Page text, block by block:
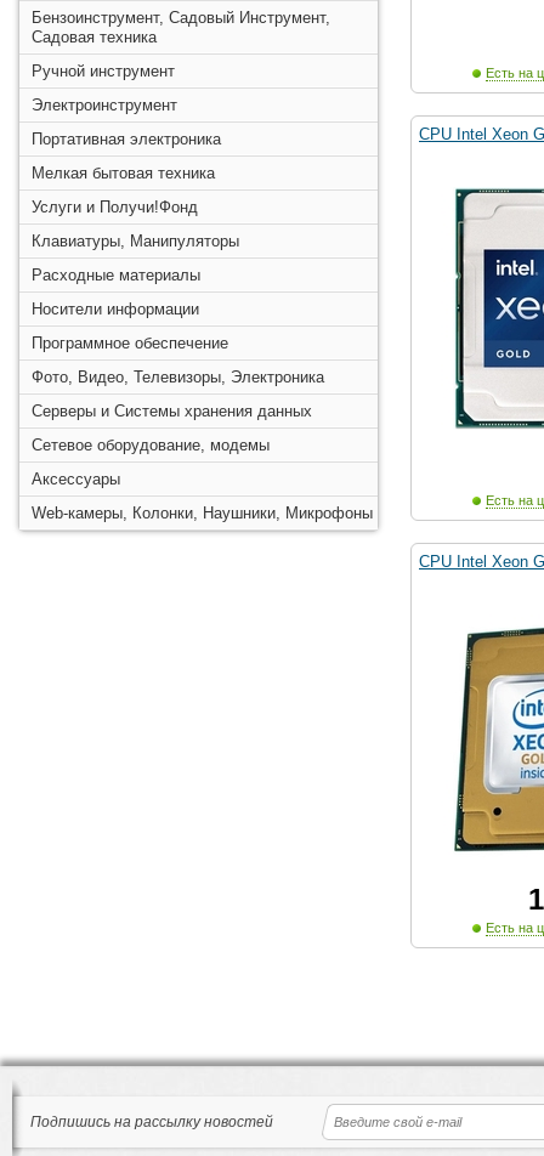
Бензоинструмент, Садовый Инструмент,
Садовая техника
Ручной инструмент
Электроинструмент
Портативная электроника
Мелкая бытовая техника
Услуги и Получи!Фонд
Клавиатуры, Манипуляторы
Расходные материалы
Носители информации
Программное обеспечение
Фото, Видео, Телевизоры, Электроника
Серверы и Системы хранения данных
Сетевое оборудование, модемы
Аксессуары
Web-камеры, Колонки, Наушники, Микрофоны
Есть на
CPU Intel Xeon
Есть на
CPU Intel Xeon
Есть на
Подпишись на рассылку новостей